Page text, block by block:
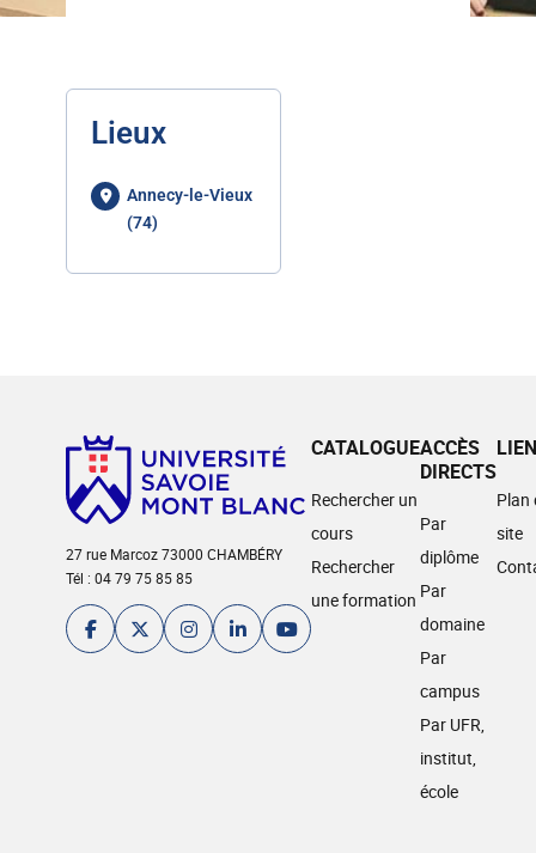
Lieux
Annecy-le-Vieux
(74)
27 rue Marcoz 73000 CHAMBÉRY
Tél : 04 79 75 85 85
CATALOGUE
Rechercher un
cours
Rechercher
une formation
ACCÈS
DIRECTS
Par
diplôme
Par
domaine
Par
campus
Par UFR,
institut,
école
Plan
site